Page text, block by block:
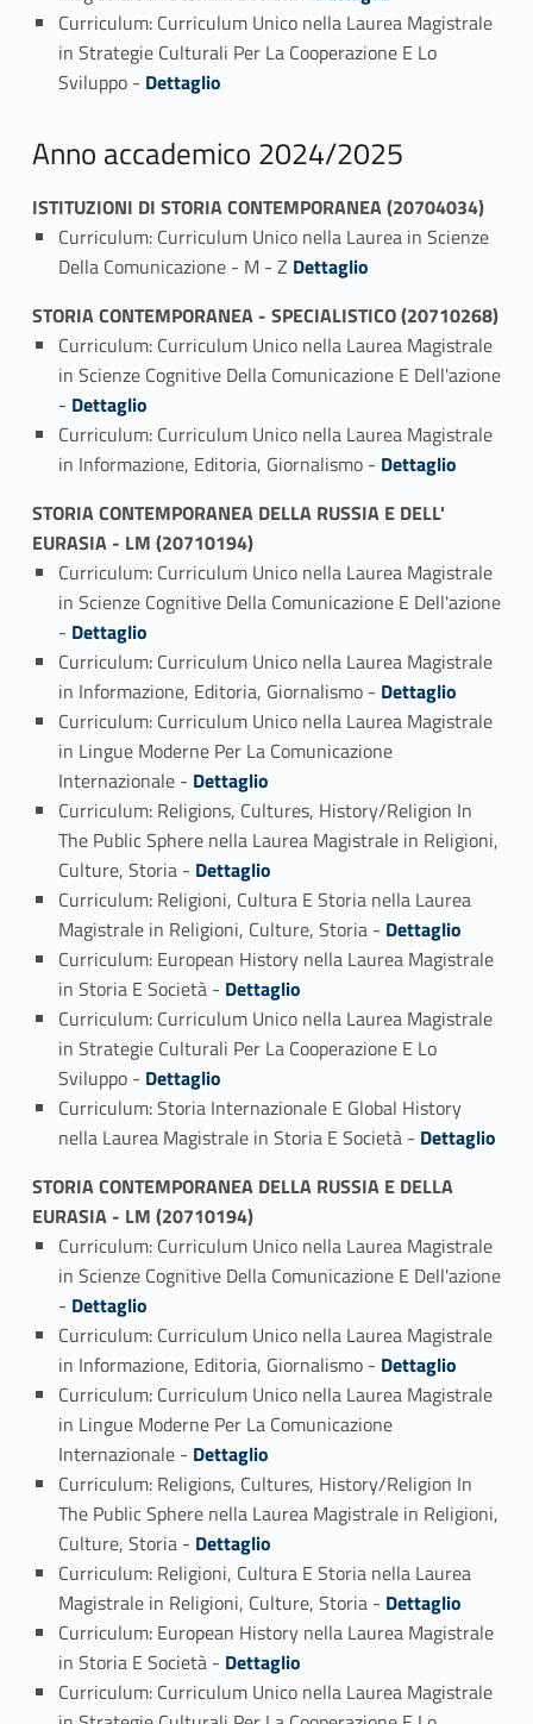
Curriculum: Curriculum Unico nella Laurea Magistrale
in Strategie Culturali Per La Cooperazione E Lo
Sviluppo - Link identifier #identifier_person_107031-11
Dettaglio
Anno accademico 2024/2025
ISTITUZIONI DI STORIA CONTEMPORANEA (20704034)
Curriculum: Curriculum Unico nella Laurea in Scienze
Della Comunicazione - M - Z Link identifier #identifier_person_29142-1
Dettaglio
STORIA CONTEMPORANEA - SPECIALISTICO (20710268)
Curriculum: Curriculum Unico nella Laurea Magistrale
in Scienze Cognitive Della Comunicazione E Dell'azione
- Link identifier #identifier_person_99631-1
Dettaglio
Curriculum: Curriculum Unico nella Laurea Magistrale
in Informazione, Editoria, Giornalismo - Link identifier #identifier_person_80585-2
Dettaglio
STORIA CONTEMPORANEA DELLA RUSSIA E DELL'
EURASIA - LM (20710194)
Curriculum: Curriculum Unico nella Laurea Magistrale
in Scienze Cognitive Della Comunicazione E Dell'azione
- Link identifier #identifier_person_183813-1
Dettaglio
Curriculum: Curriculum Unico nella Laurea Magistrale
in Informazione, Editoria, Giornalismo - Link identifier #identifier_person_74063-2
Dettaglio
Curriculum: Curriculum Unico nella Laurea Magistrale
in Lingue Moderne Per La Comunicazione
Internazionale - Link identifier #identifier_person_17258-3
Dettaglio
Curriculum: Religions, Cultures, History/Religion In
The Public Sphere nella Laurea Magistrale in Religioni,
Culture, Storia - Link identifier #identifier_person_185133-4
Dettaglio
Curriculum: Religioni, Cultura E Storia nella Laurea
Magistrale in Religioni, Culture, Storia - Link identifier #identifier_person_131496-5
Dettaglio
Curriculum: European History nella Laurea Magistrale
in Storia E Società - Link identifier #identifier_person_55867-6
Dettaglio
Curriculum: Curriculum Unico nella Laurea Magistrale
in Strategie Culturali Per La Cooperazione E Lo
Sviluppo - Link identifier #identifier_person_76919-7
Dettaglio
Curriculum: Storia Internazionale E Global History
nella Laurea Magistrale in Storia E Società - Link identifier #identifier_person_168155-8
Dettaglio
STORIA CONTEMPORANEA DELLA RUSSIA E DELLA
EURASIA - LM (20710194)
Curriculum: Curriculum Unico nella Laurea Magistrale
in Scienze Cognitive Della Comunicazione E Dell'azione
- Link identifier #identifier_person_89201-1
Dettaglio
Curriculum: Curriculum Unico nella Laurea Magistrale
in Informazione, Editoria, Giornalismo - Link identifier #identifier_person_62580-2
Dettaglio
Curriculum: Curriculum Unico nella Laurea Magistrale
in Lingue Moderne Per La Comunicazione
Internazionale - Link identifier #identifier_person_35093-3
Dettaglio
Curriculum: Religions, Cultures, History/Religion In
The Public Sphere nella Laurea Magistrale in Religioni,
Culture, Storia - Link identifier #identifier_person_127705-4
Dettaglio
Curriculum: Religioni, Cultura E Storia nella Laurea
Magistrale in Religioni, Culture, Storia - Link identifier #identifier_person_130958-5
Dettaglio
Curriculum: European History nella Laurea Magistrale
in Storia E Società - Link identifier #identifier_person_92586-6
Dettaglio
Curriculum: Curriculum Unico nella Laurea Magistrale